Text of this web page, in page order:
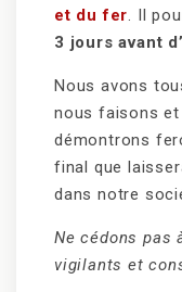
et du fer. Il
3 jours avant
Nous avons
nous faisons
démontrons
final que
dans notre
Ne cédons pas
vigilants et